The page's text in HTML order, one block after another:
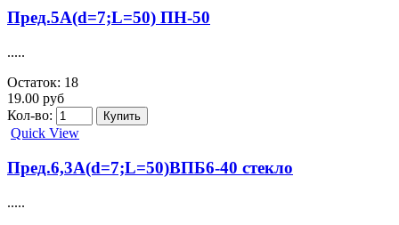
Пред.5А(d=7;L=50) ПН-50
.....
Остаток: 18
19.00 руб
Кол-во:
Quick View
Пред.6,3А(d=7;L=50)ВПБ6-40 стекло
.....